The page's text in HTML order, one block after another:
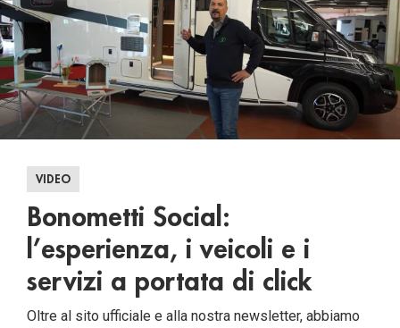
VIDEO
Bonometti Social:
l’esperienza, i veicoli e i
servizi a portata di click
Oltre al sito ufficiale e alla nostra newsletter, abbiamo